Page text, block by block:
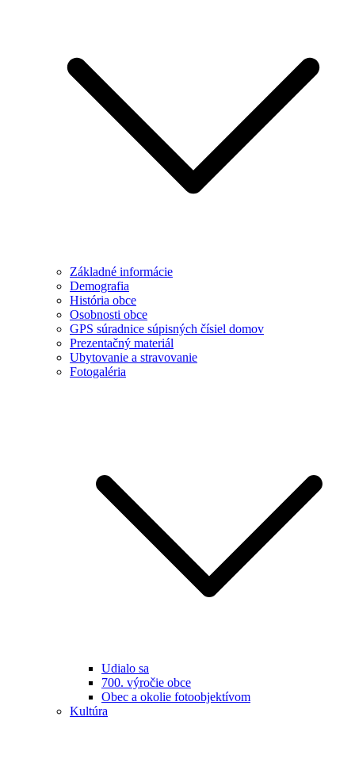
Základné informácie
Demografia
História obce
Osobnosti obce
GPS súradnice súpisných čísiel domov
Prezentačný materiál
Ubytovanie a stravovanie
Fotogaléria
Udialo sa
700. výročie obce
Obec a okolie fotoobjektívom
Kultúra